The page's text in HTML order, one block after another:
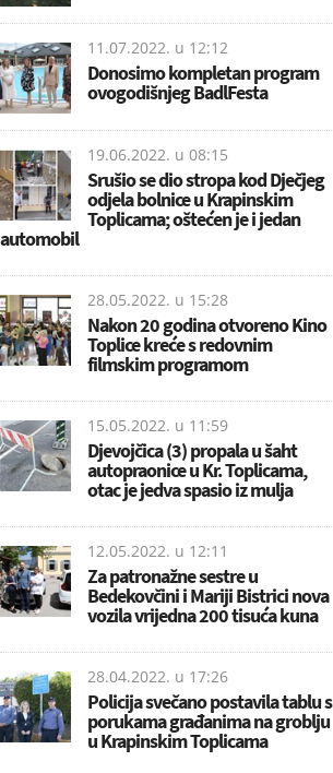
11.07.2022. u 12:12
Donosimo kompletan program
ovogodišnjeg BadlFesta
19.06.2022. u 08:15
Srušio se dio stropa kod Dječjeg
odjela bolnice u Krapinskim
Toplicama; oštećen je i jedan
automobil
28.05.2022. u 15:28
Nakon 20 godina otvoreno Kino
Toplice kreće s redovnim
filmskim programom
15.05.2022. u 11:59
Djevojčica (3) propala u šaht
autopraonice u Kr. Toplicama,
otac je jedva spasio iz mulja
12.05.2022. u 12:11
Za patronažne sestre u
Bedekovčini i Mariji Bistrici nova
vozila vrijedna 200 tisuća kuna
28.04.2022. u 17:26
Policija svečano postavila tablu s
porukama građanima na groblju
u Krapinskim Toplicama